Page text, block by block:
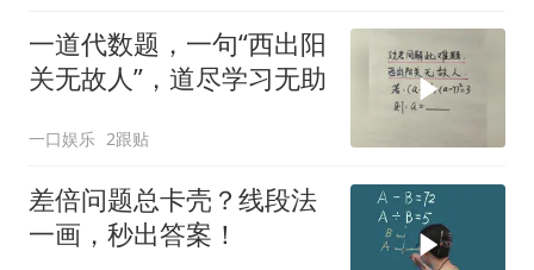
一道代数题，一句“西出阳
关无故人”，道尽学习无助
一口娱乐 2跟贴
差倍问题总卡壳？线段法
一画，秒出答案！